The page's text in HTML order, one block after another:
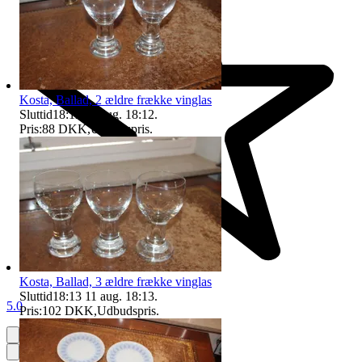
5.0
Kosta, Ballad, 2 ældre frække vinglas
Sluttid18:12 11 aug. 18:12.
Pris:88 DKK,Udbudspris.
Kosta, Ballad, 3 ældre frække vinglas
Sluttid18:13 11 aug. 18:13.
Pris:102 DKK,Udbudspris.